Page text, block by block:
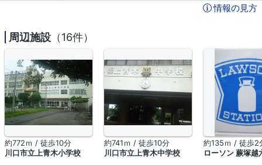
情報の見方
周辺施設 （16件）
約772ｍ / 徒歩10分
川口市立上青木小学校
約741ｍ / 徒歩10分
川口市立上青木中学校
約135ｍ / 徒歩2
ローソン 蕨塚越